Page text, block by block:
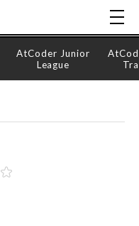
AtCoder Junior
League